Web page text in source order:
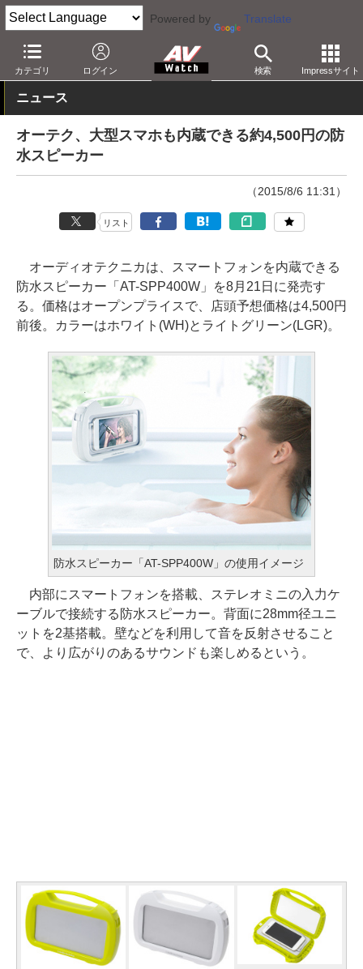
Powered by Translate
カテゴリ ログイン 検索 Impressサイト
AV Watch 製品 スマホアクセサリ
ニュース
オーテク、大型スマホも内蔵できる約4,500円の防
水スピーカー
（2015/8/6 11:31）
リスト
オーディオテクニカは、スマートフォンを内蔵できる
防水スピーカー「AT-SPP400W」を8月21日に発売す
る。価格はオープンプライスで、店頭予想価格は4,500円
前後。カラーはホワイト(WH)とライトグリーン(LGR)。
防水スピーカー「AT-SPP400W」の使用イメージ
内部にスマートフォンを搭載、ステレオミニの入力ケ
ーブルで接続する防水スピーカー。背面に28mm径ユニ
ットを2基搭載。壁などを利用して音を反射させること
で、より広がりのあるサウンドも楽しめるという。